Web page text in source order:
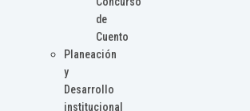
de
Cuento
Planeación
y
Desarrollo
institucional